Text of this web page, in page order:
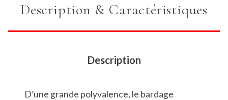
Description & Caractéristiques
Description
D’une grande polyvalence, le bardage